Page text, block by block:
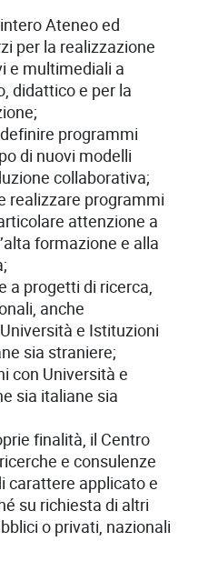
Ateneo ed
per la realizzazione
e multimediali a
didattico e per la
programmi
di nuovi modelli
collaborativa;
realizzare programmi
attenzione a
formazione e alla
a progetti di ricerca,
anche
e Istituzioni
sia straniere;
con Università e
sia italiane sia
finalità, il Centro
e consulenze
carattere applicato e
su richiesta di altri
o privati, nazionali